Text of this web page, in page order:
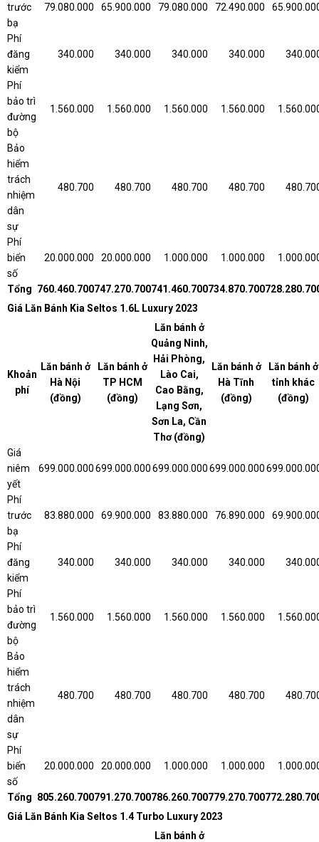
trước
bạ
79.080.000 65.900.000 79.080.000 72.490.000
Phí
đăng
kiểm
340.000 340.000 340.000 340.000
Phí
bảo trì
đường
bộ
1.560.000 1.560.000 1.560.000 1.560.000
Bảo
hiểm
trách
nhiệm
dân
sự
480.700 480.700 480.700 480.700
Phí
biển
số
20.000.000 20.000.000 1.000.000 1.000.000
Tổng 760.460.700747.270.700741.460.700734.870.700
Giá Lăn Bánh Kia Seltos 1.6L Luxury 2023
Khoản
phí
Lăn bánh ở
Hà Nội
(đồng)
Lăn bánh ở
TP HCM
(đồng)
Lăn bánh ở
Quảng Ninh,
Hải Phòng,
Lào Cai,
Cao Bằng,
Lạng Sơn,
Sơn La, Cần
Thơ (đồng)
Lăn bánh ở
Hà Tĩnh
(đồng)
Lăn bánh ở
tỉnh khác
(đồng)
Giá
niêm
yết
699.000.000699.000.000699.000.000699.000.000
Phí
trước
bạ
83.880.000 69.900.000 83.880.000 76.890.000
Phí
đăng
kiểm
340.000 340.000 340.000 340.000
Phí
bảo trì
đường
bộ
1.560.000 1.560.000 1.560.000 1.560.000
Bảo
hiểm
trách
nhiệm
dân
sự
480.700 480.700 480.700 480.700
Phí
biển
số
20.000.000 20.000.000 1.000.000 1.000.000
Tổng 805.260.700791.270.700786.260.700779.270.700
Giá Lăn Bánh Kia Seltos 1.4 Turbo Luxury 2023
Lăn bánh ở